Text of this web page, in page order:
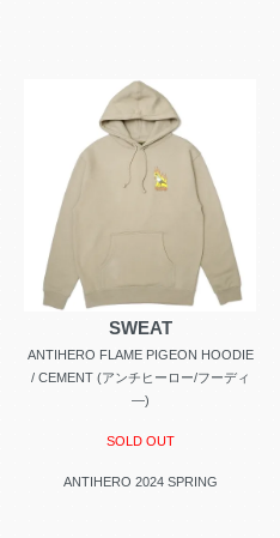
SWEAT
ANTIHERO FLAME PIGEON HOODIE
/ CEMENT (アンチヒーロー/フーディ
―)
SOLD OUT
ANTIHERO 2024 SPRING